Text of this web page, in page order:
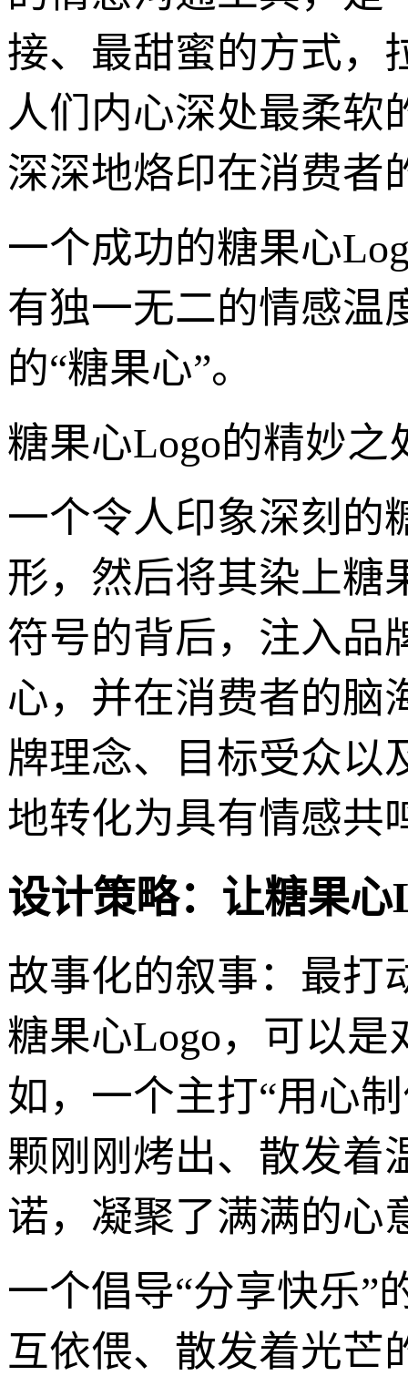
接、最甜蜜的方式，
人们内心深处最柔软
深深地烙印在消费者
一个成功的糖果心
有独一无二的情感温
的“糖果心”。
糖果心Logo的精妙之
一个令人印象深刻的
形，然后将其染上糖
符号的背后，注入品
心，并在消费者的脑
牌理念、目标受众以
地转化为具有情感共
设计策略：让糖果心
故事化的叙事：最打
糖果心Logo，可以
如，一个主打“用心
颗刚刚烤出、散发着
诺，凝聚了满满的心
一个倡导“分享快乐”
互依偎、散发着光芒